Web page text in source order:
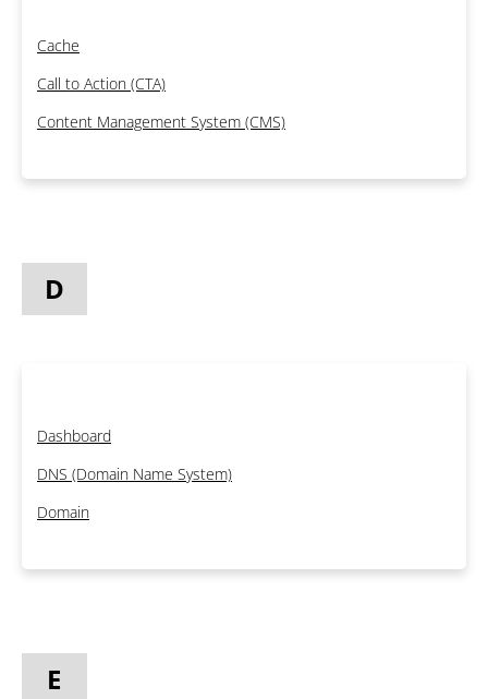
Cache
Call to Action (CTA)
Content Management System (CMS)
D
Dashboard
DNS (Domain Name System)
Domain
E